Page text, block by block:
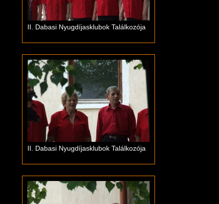
II. Dabasi Nyugdíjasklubok Találkozója
II. Dabasi Nyugdíjasklubok Találkozója